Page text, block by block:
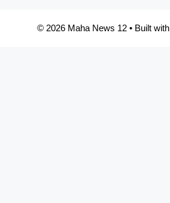
© 2026 Maha News 12• Built with